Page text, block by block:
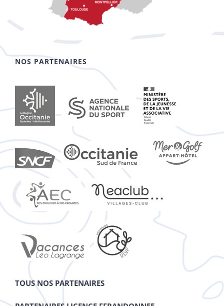
NOS PARTENAIRES
TOUS NOS PARTENAIRES